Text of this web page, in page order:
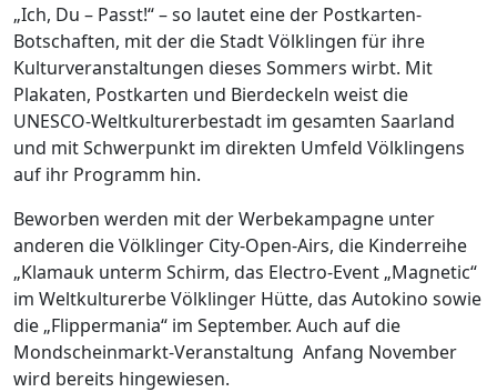
„Ich, Du – Passt!“ – so lautet eine der Postkarten-
Botschaften, mit der die Stadt Völklingen für ihre
Kulturveranstaltungen dieses Sommers wirbt. Mit
Plakaten, Postkarten und Bierdeckeln weist die
UNESCO-Weltkulturerbestadt im gesamten Saarland
und mit Schwerpunkt im direkten Umfeld Völklingens
auf ihr Programm hin.
Beworben werden mit der Werbekampagne unter
anderen die Völklinger City-Open-Airs, die Kinderreihe
„Klamauk unterm Schirm, das Electro-Event „Magnetic“
im Weltkulturerbe Völklinger Hütte, das Autokino sowie
die „Flippermania“ im September. Auch auf die
Mondscheinmarkt-Veranstaltung Anfang November
wird bereits hingewiesen.